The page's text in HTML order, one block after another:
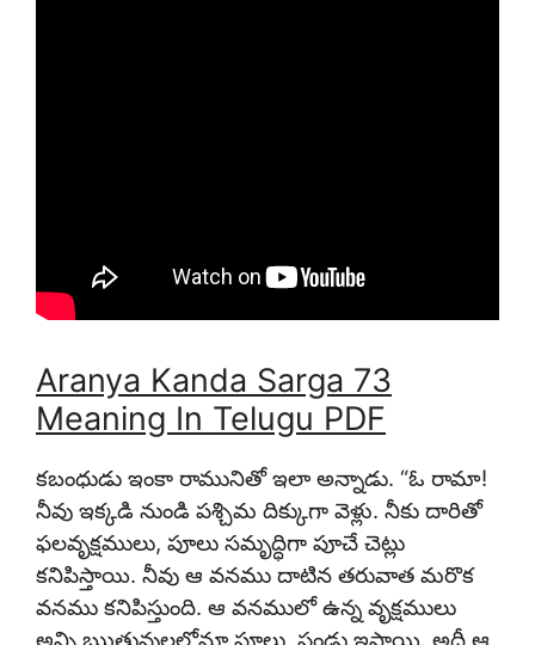
Aranya Kanda Sarga 73
Meaning In Telugu PDF
కబంధుడు ఇంకా రామునితో ఇలా అన్నాడు. “ఓ రామా!
నీవు ఇక్కడి నుండి పశ్చిమ దిక్కుగా వెళ్లు. నీకు దారితో
ఫలవృక్షములు, పూలు సమృద్ధిగా పూచే చెట్లు
కనిపిస్తాయి. నీవు ఆ వనము దాటిన తరువాత మరొక
వనము కనిపిస్తుంది. ఆ వనములో ఉన్న వృక్షములు
అన్ని ఋతువులలోనూ పూలు, పండ్లు ఇస్తాయి. అదీ ఆ